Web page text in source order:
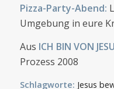
Pizza-Party-Abend:
Umgebung in eure
Aus ICH BIN VON
Prozess 2008
Schlagworte: Jesus